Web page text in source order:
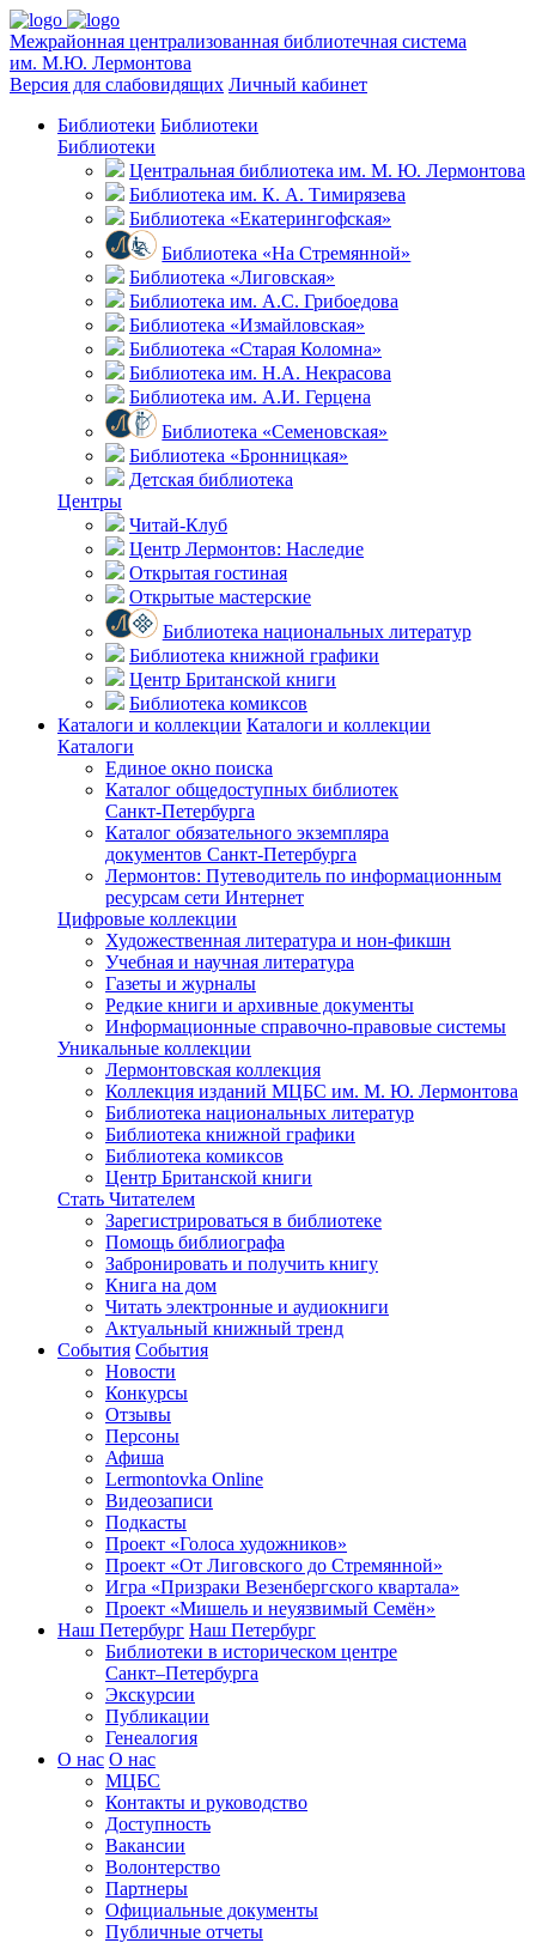
Межрайонная централизованная библиотечная система
им. М.Ю. Лермонтова
Версия для слабовидящих Личный кабинет
Библиотеки Библиотеки
Библиотеки
Центральная библиотека им. М. Ю. Лермонтова
Библиотека им. К. А. Тимирязева
Библиотека «Екатерингофская»
Библиотека «На Стремянной»
Библиотека «Лиговская»
Библиотека им. А.С. Грибоедова
Библиотека «Измайловская»
Библиотека «Старая Коломна»
Библиотека им. Н.А. Некрасова
Библиотека им. А.И. Герцена
Библиотека «Семеновская»
Библиотека «Бронницкая»
Детская библиотека
Центры
Читай-Клуб
Центр Лермонтов: Наследие
Открытая гостиная
Открытые мастерские
Библиотека национальных литератур
Библиотека книжной графики
Центр Британской книги
Библиотека комиксов
Каталоги и коллекции Каталоги и коллекции
Каталоги
Единое окно поиска
Каталог общедоступных библиотек
Санкт-Петербурга
Каталог обязательного экземпляра
документов Санкт-Петербурга
Лермонтов: Путеводитель по информационным
ресурсам сети Интернет
Цифровые коллекции
Художественная литература и нон-фикшн
Учебная и научная литература
Газеты и журналы
Редкие книги и архивные документы
Информационные справочно-правовые системы
Уникальные коллекции
Лермонтовская коллекция
Коллекция изданий МЦБС им. М. Ю. Лермонтова
Библиотека национальных литератур
Библиотека книжной графики
Библиотека комиксов
Центр Британской книги
Стать Читателем
Зарегистрироваться в библиотеке
Помощь библиографа
Забронировать и получить книгу
Книга на дом
Читать электронные и аудиокниги
Актуальный книжный тренд
События События
Новости
Конкурсы
Отзывы
Персоны
Афиша
Lermontovka Online
Видеозаписи
Подкасты
Проект «Голоса художников»
Проект «От Лиговского до Стремянной»
Игра «Призраки Везенбергского квартала»
Проект «Мишель и неуязвимый Семён»
Наш Петербург Наш Петербург
Библиотеки в историческом центре
Санкт–Петербурга
Экскурсии
Публикации
Генеалогия
О нас О нас
МЦБС
Контакты и руководство
Доступность
Вакансии
Волонтерство
Партнеры
Официальные документы
Публичные отчеты